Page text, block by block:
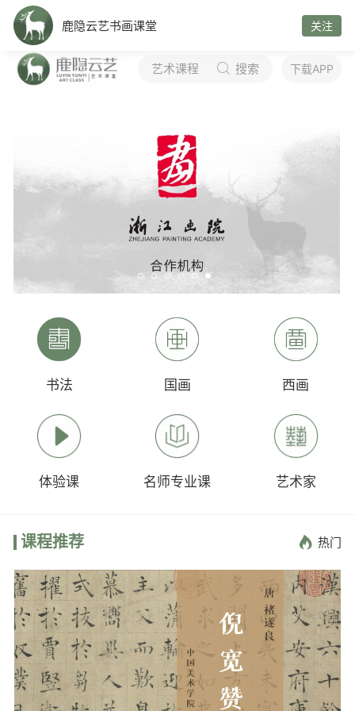
鹿隐云艺书画课堂 关注
艺术课程  搜索 下载APP
书法 国画 西画
体验课 名师专业课 艺术家
课程推荐  热门